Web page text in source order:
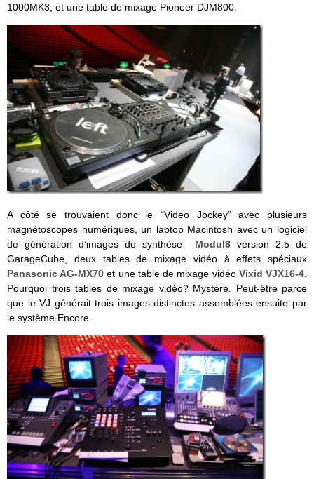
1000MK3, et une table de mixage Pioneer DJM800.
A côté se trouvaient donc le “Video Jockey” avec plusieurs
magnétoscopes numériques, un laptop Macintosh avec un logiciel
de génération d’images de synthèse Modul8 version 2.5 de
GarageCube, deux tables de mixage vidéo à effets spéciaux
Panasonic AG-MX70 et une table de mixage vidéo Vixid VJX16-4
Pourquoi trois tables de mixage vidéo? Mystère. Peut-être parce
que le VJ générait trois images distinctes assemblées ensuite par
le système Encore.